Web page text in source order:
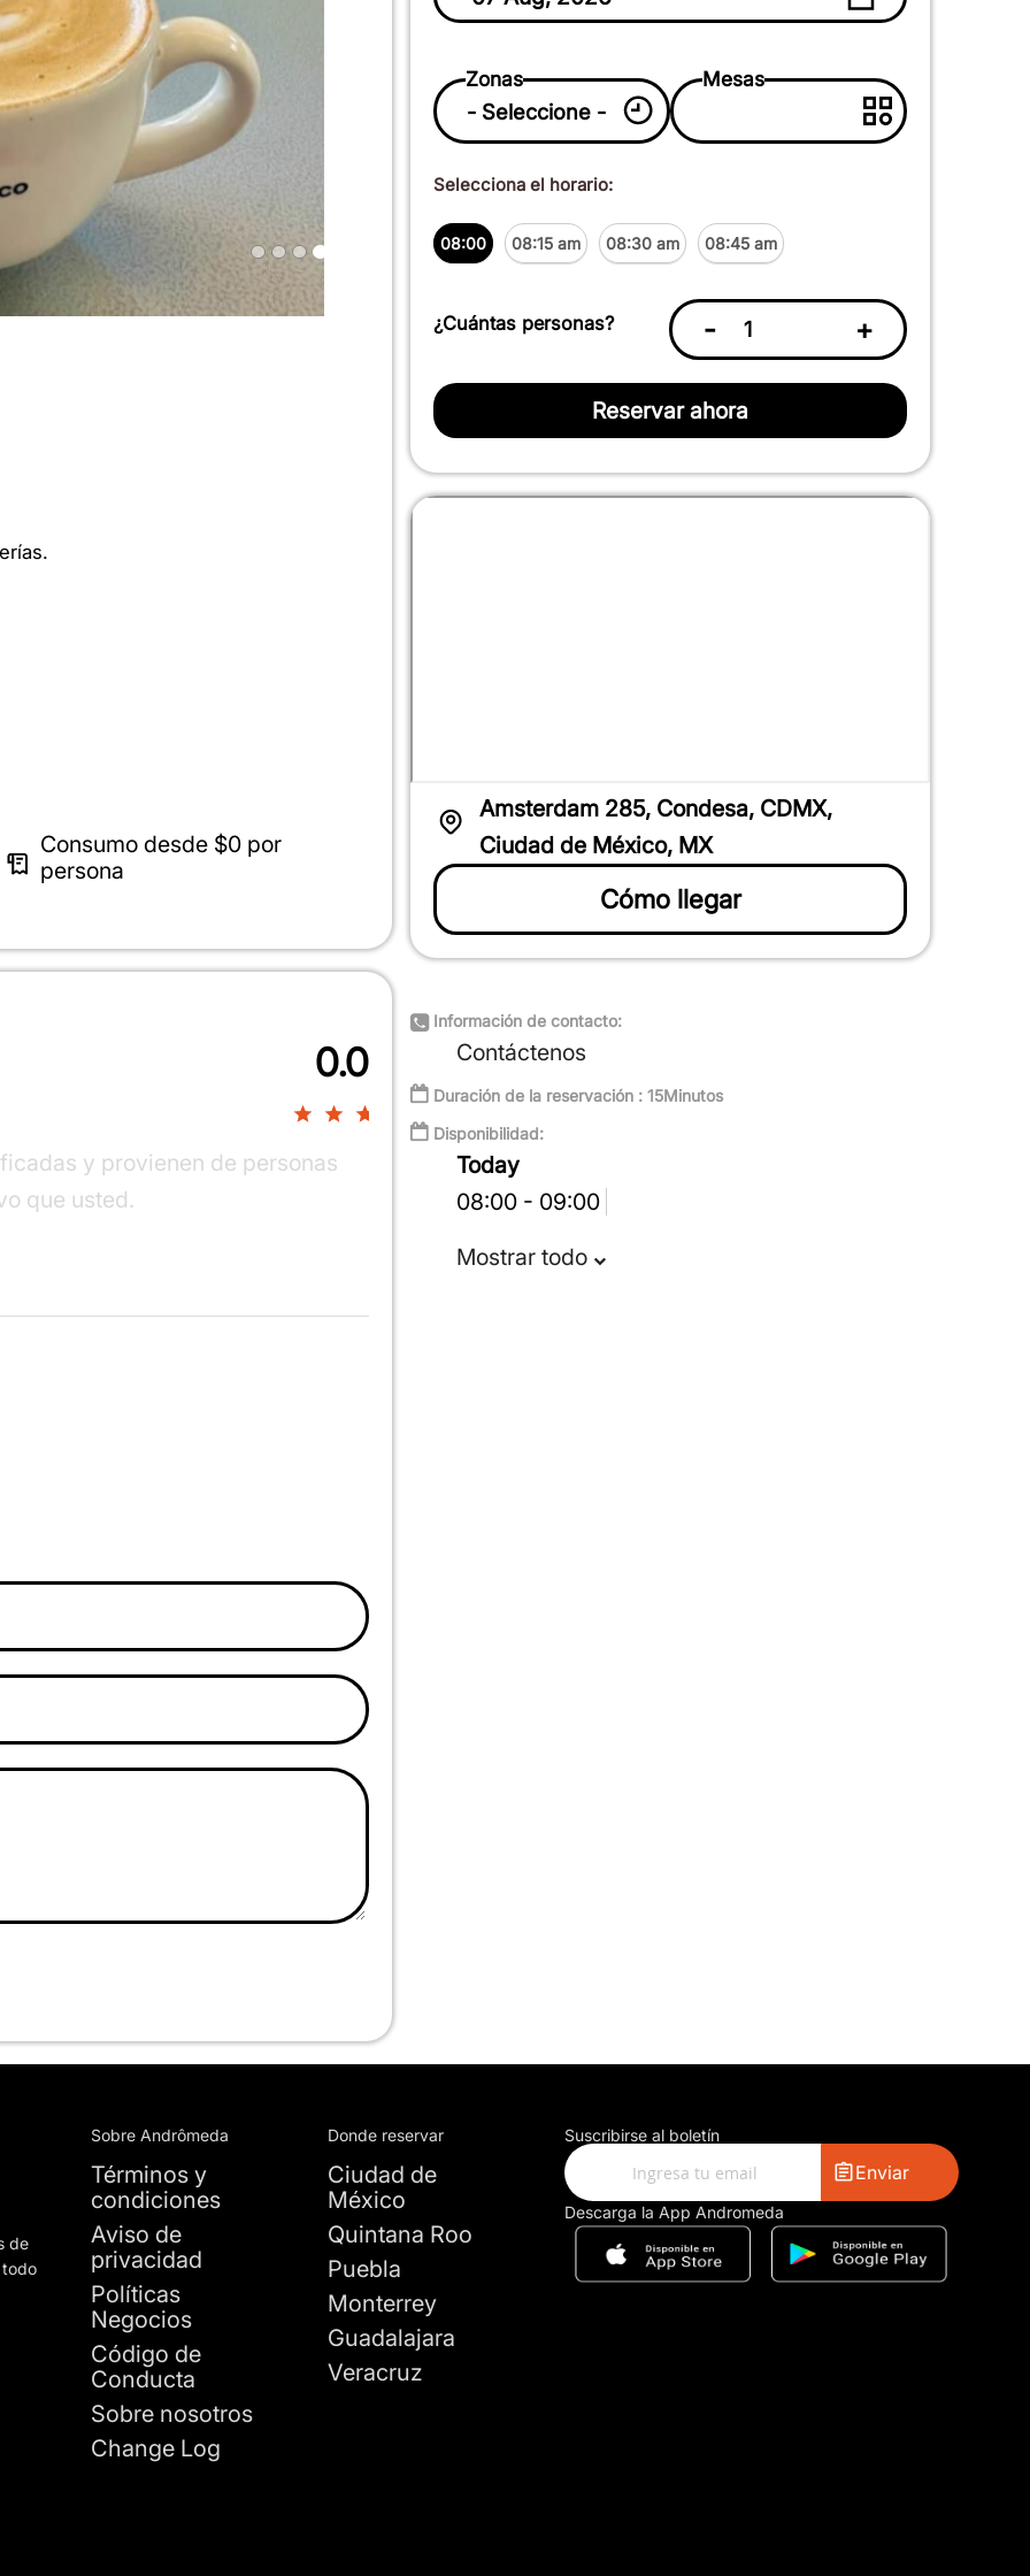
Consumo desde $0por
persona
0.0
0%
y provienen de personas
que usted.
Mesas
Zonas
Selecciona el horario:
08:00 08:15 am 08:30 am 08:45 am
¿Cuántas personas? - +
Reservar ahora
Amsterdam 285, Condesa, CDMX,
Ciudad de México, MX
Cómo llegar
Información de contacto:
Contáctenos
Duración de la reservación : 15Minutos
Disponibilidad:
Today
08:00 - 09:00
Mostrar todo
de
Sobre Andrômeda
Términos y
condiciones
Aviso de
privacidad
Políticas
Negocios
Código de
Conducta
Sobre nosotros
Change Log
Donde reservar
Ciudad de
México
Quintana Roo
Puebla
Monterrey
Guadalajara
Veracruz
Suscribirse al boletín
Enviar
Descarga la App Andromeda